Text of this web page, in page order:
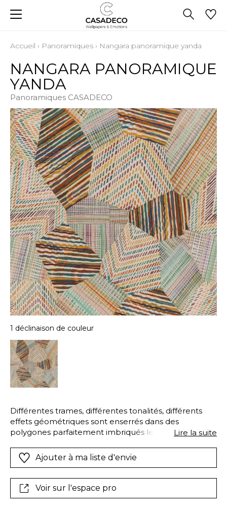
Accueil › Panoramiques › Nangara panoramique yanda
NANGARA PANORAMIQUE
YANDA
Panoramiques CASADECO
1 déclinaison de couleur
Différentes trames, différentes tonalités, différents
effets géométriques sont enserrés dans des
polygones parfaitement imbriqués les uns dans les
contemporain et ancestral à la fois. L’association des
couleurs est chaleureuse et épicée, pour un effet
Lire la suite
Ajouter à ma liste d'envie
Voir sur l'espace pro